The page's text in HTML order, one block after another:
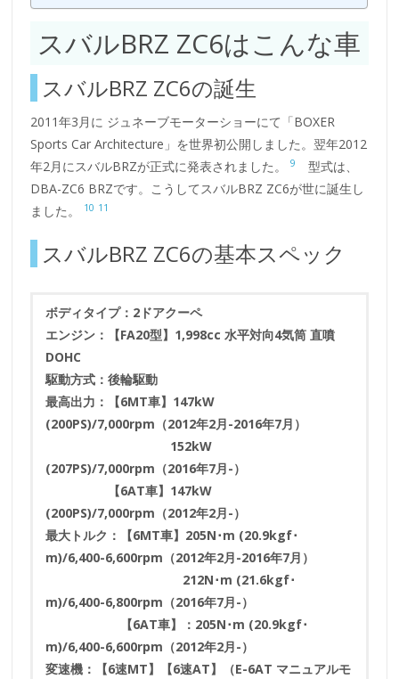
スバルBRZ ZC6はこんな車
スバルBRZ ZC6の誕生
2011年3月に ジュネーブモーターショーにて「BOXER
Sports Car Architecture」を世界初公開しました。翌年2012
年2月にスバルBRZが正式に発表されました。9
型式は、
DBA-ZC6 BRZです。こうしてスバルBRZ ZC6が世に誕生し
ました。
10 11
スバルBRZ ZC6の基本スペック
ボディタイプ：2ドアクーペ
エンジン：【FA20型】1,998cc 水平対向4気筒 直噴
DOHC
駆動方式：後輪駆動
最高出力：【6MT車】147kW
(200PS)/7,000rpm（2012年2月-2016年7月）
152kW
(207PS)/7,000rpm（2016年7月-）
【6AT車】147kW
(200PS)/7,000rpm（2012年2月-）
最大トルク：【6MT車】205N･m (20.9kgf･
m)/6,400-6,600rpm（2012年2月-2016年7月）
212N･m (21.6kgf･
m)/6,400-6,800rpm（2016年7月-）
【6AT車】：205N･m (20.9kgf･
m)/6,400-6,600rpm（2012年2月-）
変速機：【6速MT】【6速AT】（E-6AT マニュアルモ